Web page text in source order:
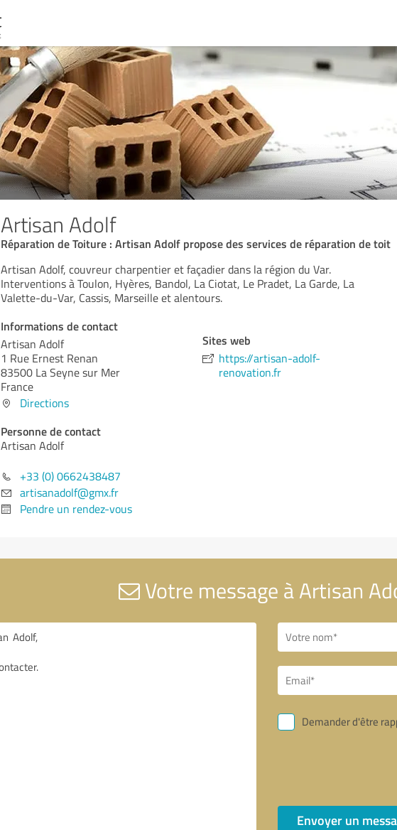
Artisan Adolf
Réparation de Toiture : Artisan Adolf propose des services de réparation de toit
Artisan Adolf, couvreur charpentier et façadier dans la région du Var.
Interventions à Toulon, Hyères, Bandol, La Ciotat, Le Pradet, La Garde, La
Valette-du-Var, Cassis, Marseille et alentours.
Informations de contact
Artisan Adolf
1 Rue Ernest Renan
83500 La Seyne sur Mer
France
Directions
Personne de contact
Artisan Adolf
+33 (0) 0662438487
artisanadolf@gmx.fr
Pendre un rendez-vous
Sites web
https://artisan-adolf-
renovation.fr
Votre message à Artisan
Demander d'être
Envoyer un